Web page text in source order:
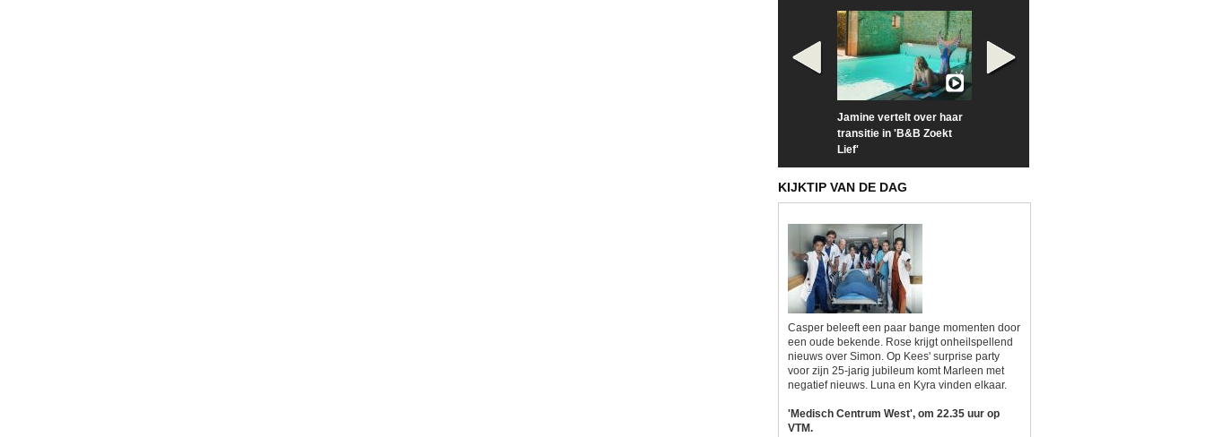
Jamine vertelt over haar
transitie in 'B&B Zoekt
Lief'
KIJKTIP VAN DE DAG
Casper beleeft een paar bange momenten door
een oude bekende. Rose krijgt onheilspellend
nieuws over Simon. Op Kees' surprise party
voor zijn 25-jarig jubileum komt Marleen met
negatief nieuws. Luna en Kyra vinden elkaar.
'Medisch Centrum West', om 22.35 uur op
VTM.